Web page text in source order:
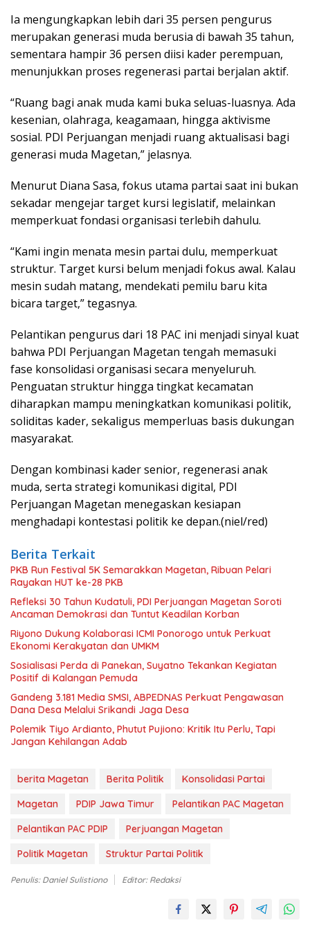
Ia mengungkapkan lebih dari 35 persen pengurus
merupakan generasi muda berusia di bawah 35 tahun,
sementara hampir 36 persen diisi kader perempuan,
menunjukkan proses regenerasi partai berjalan aktif.
“Ruang bagi anak muda kami buka seluas-luasnya. Ada
kesenian, olahraga, keagamaan, hingga aktivisme
sosial. PDI Perjuangan menjadi ruang aktualisasi bagi
generasi muda Magetan,” jelasnya.
Menurut Diana Sasa, fokus utama partai saat ini bukan
sekadar mengejar target kursi legislatif, melainkan
memperkuat fondasi organisasi terlebih dahulu.
“Kami ingin menata mesin partai dulu, memperkuat
struktur. Target kursi belum menjadi fokus awal. Kalau
mesin sudah matang, mendekati pemilu baru kita
bicara target,” tegasnya.
Pelantikan pengurus dari 18 PAC ini menjadi sinyal kuat
bahwa PDI Perjuangan Magetan tengah memasuki
fase konsolidasi organisasi secara menyeluruh.
Penguatan struktur hingga tingkat kecamatan
diharapkan mampu meningkatkan komunikasi politik,
soliditas kader, sekaligus memperluas basis dukungan
masyarakat.
Dengan kombinasi kader senior, regenerasi anak
muda, serta strategi komunikasi digital, PDI
Perjuangan Magetan menegaskan kesiapan
menghadapi kontestasi politik ke depan.(niel/red)
Berita Terkait
PKB Run Festival 5K Semarakkan Magetan, Ribuan Pelari
Rayakan HUT ke-28 PKB
Refleksi 30 Tahun Kudatuli, PDI Perjuangan Magetan Soroti
Ancaman Demokrasi dan Tuntut Keadilan Korban
Riyono Dukung Kolaborasi ICMI Ponorogo untuk Perkuat
Ekonomi Kerakyatan dan UMKM
Sosialisasi Perda di Panekan, Suyatno Tekankan Kegiatan
Positif di Kalangan Pemuda
Gandeng 3.181 Media SMSI, ABPEDNAS Perkuat Pengawasan
Dana Desa Melalui Srikandi Jaga Desa
Polemik Tiyo Ardianto, Phutut Pujiono: Kritik Itu Perlu, Tapi
Jangan Kehilangan Adab
berita Magetan Berita Politik
Konsolidasi Partai
Magetan
PDIP Jawa Timur
Pelantikan PAC Magetan
Pelantikan PAC PDIP
Perjuangan Magetan
Politik Magetan
Struktur Partai Politik
Penulis: Daniel Sulistiono Editor: Redaksi